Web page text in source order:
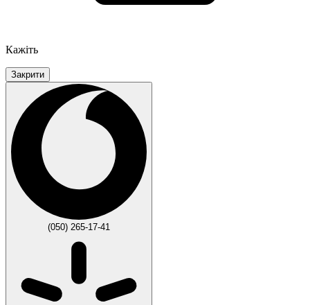
Кажіть
Закрити
(050) 265-17-41